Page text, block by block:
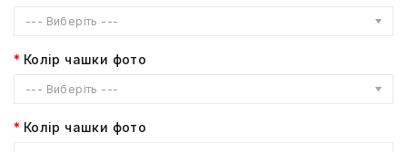
--- Виберіть ---
Колір чашки фото
--- Виберіть ---
Колір чашки фото